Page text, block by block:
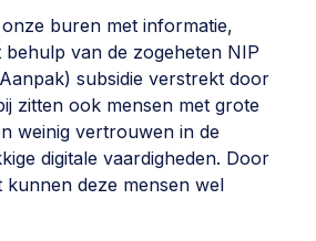
buren met informatie,
van de zogeheten NIP
subsidie verstrekt door
zitten ook mensen met grote
weinig vertrouwen in de
digitale vaardigheden. Door
deze mensen wel